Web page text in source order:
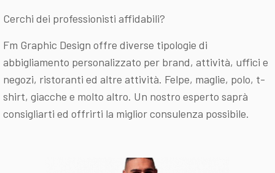
Cerchi dei professionisti affidabili?
Fm Graphic Design offre diverse tipologie di
abbigliamento personalizzato per brand, attività, uffici e
negozi, ristoranti ed altre attività. Felpe, maglie, polo, t-
shirt, giacche e molto altro. Un nostro esperto saprà
consigliarti ed offrirti la miglior consulenza possibile.